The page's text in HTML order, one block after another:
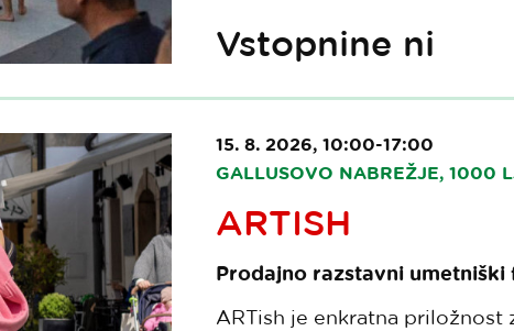
Vstopnine ni
15. 8. 2026, 10:00-17:00
GALLUSOVO NABREŽJE, 1000
ARTISH
Prodajno razstavni umetniški
ARTish je enkratna